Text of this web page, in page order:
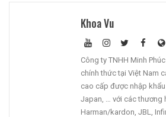
Khoa Vu
Công ty TNHH Minh
chính thức tại Việt Nam
cao cấp được nhập
Japan, … với các thương
Harman/kardon, JBL,